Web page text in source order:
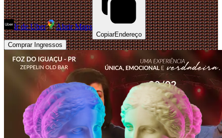
Ir de Uber Abrir Maps
CopiarEndereço
Comprar Ingressos